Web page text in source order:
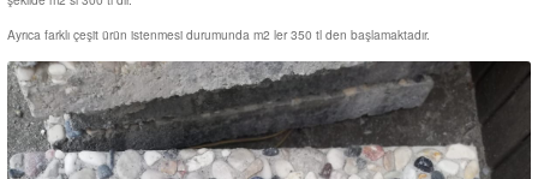
Ayrıca farklı çeşit ürün istenmesi durumunda m2 ler 350 tl den başlamaktadır.